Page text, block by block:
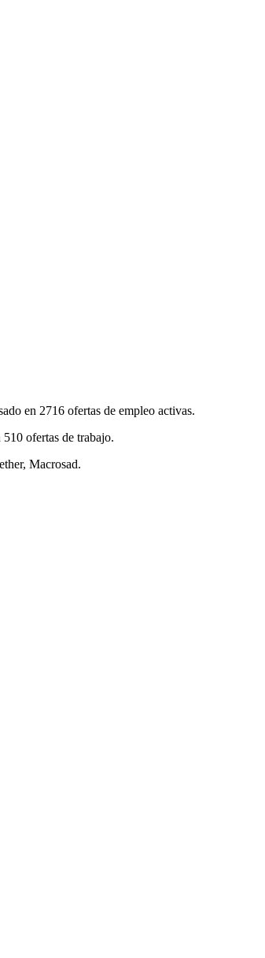
en 2716 ofertas de empleo activas.
ofertas de trabajo.
Macrosad.